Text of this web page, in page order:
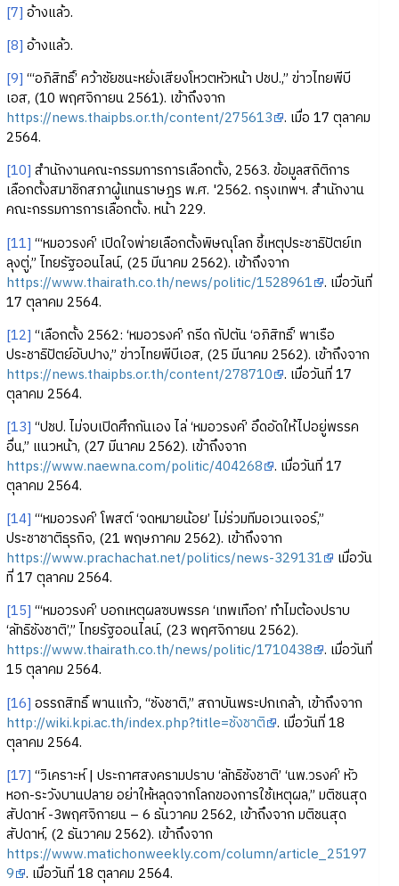
[7] อ้างแล้ว.
[8] อ้างแล้ว.
[9] “‘อภิสิทธิ์’ คว้าชัยชนะหยั่งเสียงโหวตหัวหน้า ปชป.,” ข่าวไทยพีบี
เอส, (10 พฤศจิกายน 2561). เข้าถึงจาก
https://news.thaipbs.or.th/content/275613 . เมื่อ 17 ตุลาคม
2564.
[10] สำนักงานคณะกรรมการการเลือกตั้ง, 2563. ข้อมูลสถิติการ
เลือกตั้งสมาชิกสภาผู้แทนราษฎร พ.ศ. '2562. กรุงเทพฯ. สำนักงาน
คณะกรรมการการเลือกตั้ง. หน้า 229.
[11] “‘หมอวรงค์’ เปิดใจพ่ายเลือกตั้งพิษณุโลก ชี้เหตุประชาธิปัตย์เท
ลุงตู่,” ไทยรัฐออนไลน์, (25 มีนาคม 2562). เข้าถึงจาก
https://www.thairath.co.th/news/politic/1528961 . เมื่อวันที่
17 ตุลาคม 2564.
[12] “เลือกตั้ง 2562: ‘หมอวรงค์’ กรีด กัปตัน ‘อภิสิทธิ์’ พาเรือ
ประชาธิปัตย์อับปาง,” ข่าวไทยพีบีเอส, (25 มีนาคม 2562). เข้าถึงจาก
https://news.thaipbs.or.th/content/278710 . เมื่อวันที่ 17
ตุลาคม 2564.
[13] “ปชป. ไม่จบเปิดศึกกันเอง ไล่ ‘หมอวรงค์’ อึดอัดให้ไปอยู่พรรค
อื่น,” แนวหน้า, (27 มีนาคม 2562). เข้าถึงจาก
https://www.naewna.com/politic/404268 . เมื่อวันที่ 17
ตุลาคม 2564.
[14] “‘หมอวรงค์’ โพสต์ ‘จดหมายน้อย’ ไม่ร่วมทีมอเวนเจอร์,”
ประชาชาติธุรกิจ, (21 พฤษภาคม 2562). เข้าถึงจาก
https://www.prachachat.net/politics/news-329131
เมื่อวัน
ที่ 17 ตุลาคม 2564.
[15] “‘หมอวรงค์’ บอกเหตุผลซบพรรค ‘เทพเทือก’ ทำไมต้องปราบ
‘ลัทธิชังชาติ’,” ไทยรัฐออนไลน์, (23 พฤศจิกายน 2562).
https://www.thairath.co.th/news/politic/1710438 . เมื่อวันที่
15 ตุลาคม 2564.
[16] อรรถสิทธิ์ พานแก้ว, “ชังชาติ,” สถาบันพระปกเกล้า, เข้าถึงจาก
http://wiki.kpi.ac.th/index.php?title=ชังชาติ . เมื่อวันที่ 18
ตุลาคม 2564.
[17] “วิเคราะห์ | ประกาศสงครามปราบ ‘ลัทธิชังชาติ’ ‘นพ.วรงค์’ หัว
หอก-ระวังบานปลาย อย่าให้หลุดจากโลกของการใช้เหตุผล,” มติชนสุด
สัปดาห์ -3พฤศจิกายน – 6 ธันวาคม 2562, เข้าถึงจาก มติชนสุด
สัปดาห์, (2 ธันวาคม 2562). เข้าถึงจาก
https://www.matichonweekly.com/column/article_25197
9 . เมื่อวันที่ 18 ตุลาคม 2564.